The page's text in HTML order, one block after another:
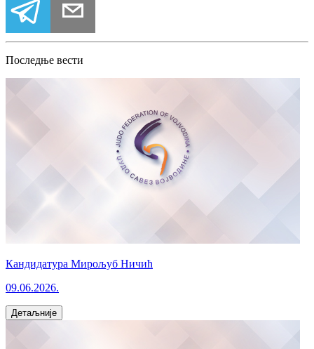
Последње вести
Кандидатура Мирољуб Ничић
09.06.2026.
Детаљније